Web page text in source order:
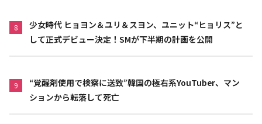
8
少女時代 ヒョヨン＆ユリ＆スヨン、ユニット“ヒョリス”と
して正式デビュー決定！SMが下半期の計画を公開
9
“覚醒剤使用で検察に送致”韓国の極右系YouTuber、マン
ションから転落して死亡